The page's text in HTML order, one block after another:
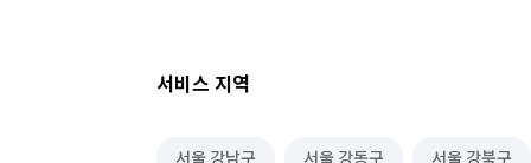
서비스 지역
서울 강남구 서울 강동구 서울 강북구